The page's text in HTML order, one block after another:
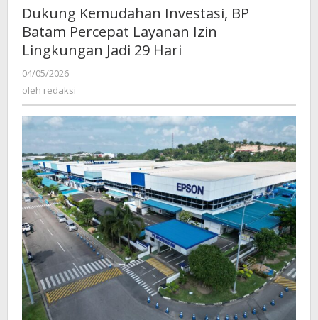
Batam
Percepat
Layanan
Izin
Dukung Kemudahan Investasi, BP
Batam Percepat Layanan Izin
Lingkungan Jadi 29 Hari
04/05/2026
redaksi
oleh redaksi